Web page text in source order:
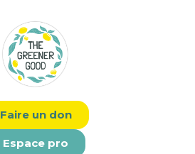
Faire un don
Espace pro